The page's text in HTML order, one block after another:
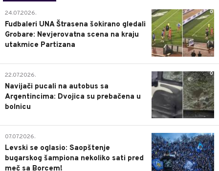
0
24.07.2026.
Fudbaleri UNA Štrasena šokirano gledali
Grobare: Nevjerovatna scena na kraju
utakmice Partizana
0
22.07.2026.
Navijači pucali na autobus sa
Argentincima: Dvojica su prebačena u
bolnicu
1
07.07.2026.
Levski se oglasio: Saopštenje
bugarskog šampiona nekoliko sati pred
meč sa Borcem!